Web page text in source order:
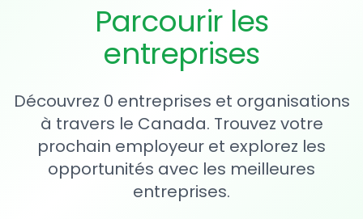
Parcourir les
entreprises
Découvrez 0 entreprises et organisations
à travers le Canada. Trouvez votre
prochain employeur et explorez les
opportunités avec les meilleures
entreprises.